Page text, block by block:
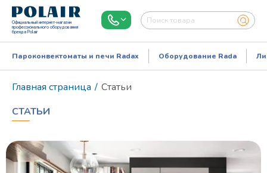
Официальный интернет-магазин
профессионального оборудования
бренда Polair
Пароконвектоматы и печи Radax Оборудование Rada
Главная страница / Статьи
СТАТЬИ